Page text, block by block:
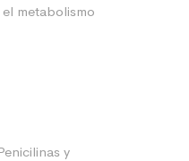
metabolismo
y